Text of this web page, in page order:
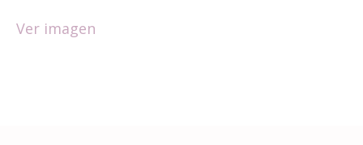
Ver imagen